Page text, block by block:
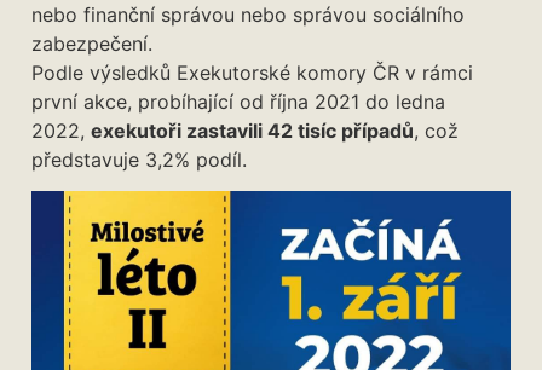
nebo finanční správou nebo správou sociálního
zabezpečení.
Podle výsledků Exekutorské komory ČR v rámci
první akce, probíhající od října 2021 do ledna
2022, exekutoři zastavili 42 tisíc případů, což
představuje 3,2% podíl.